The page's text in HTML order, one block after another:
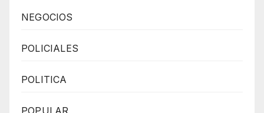
NEGOCIOS
POLICIALES
POLITICA
POPULAR